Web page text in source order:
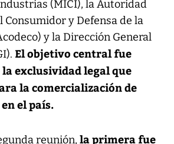
(MICI), la Autoridad
Consumidor y Defensa de la
y la Dirección General
El objetivo central fue
exclusividad legal que
la comercialización de
el país.
reunión, la primera fue